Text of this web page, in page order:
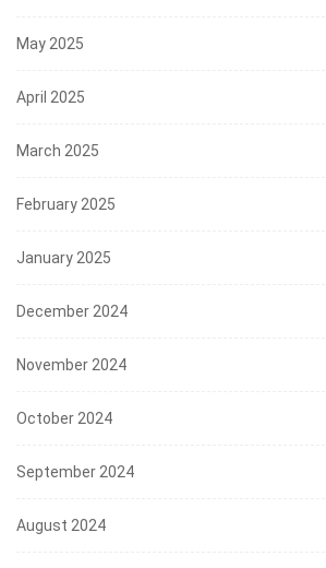
May 2025
April 2025
March 2025
February 2025
January 2025
December 2024
November 2024
October 2024
September 2024
August 2024